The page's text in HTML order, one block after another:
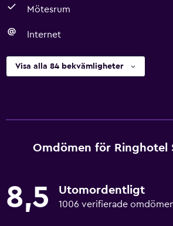
Mötesrum
Internet
Visa alla 84 bekvämligheter
Omdömen för Ringhotel
8,5 Utomordentligt
1006 verifierade